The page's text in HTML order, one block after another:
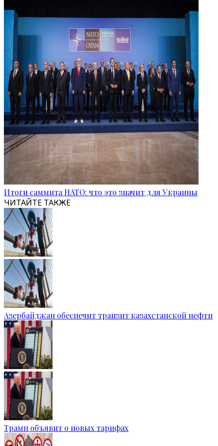
Итоги саммита НАТО: что это значит для Украины
ЧИТАЙТЕ ТАКЖЕ
Азербайджан обеспечит транзит казахстанской нефти
Трамп объявит о новых тарифах